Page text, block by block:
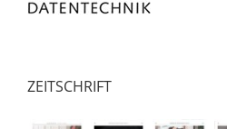
ZEITSCHRIFT